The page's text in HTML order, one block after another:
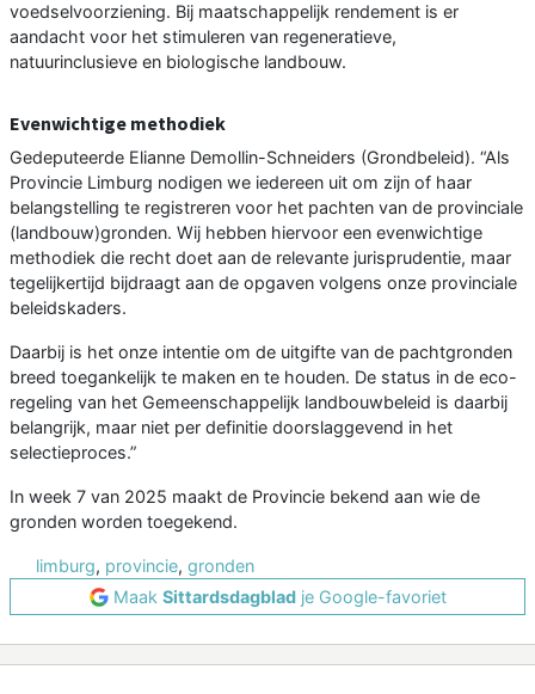
voedselvoorziening. Bij maatschappelijk rendement is er
aandacht voor het stimuleren van regeneratieve,
natuurinclusieve en biologische landbouw.
Evenwichtige methodiek
Gedeputeerde Elianne Demollin-Schneiders (Grondbeleid). “Als
Provincie Limburg nodigen we iedereen uit om zijn of haar
belangstelling te registreren voor het pachten van de provinciale
(landbouw)gronden. Wij hebben hiervoor een evenwichtige
methodiek die recht doet aan de relevante jurisprudentie, maar
tegelijkertijd bijdraagt aan de opgaven volgens onze provinciale
beleidskaders.
Daarbij is het onze intentie om de uitgifte van de pachtgronden
breed toegankelijk te maken en te houden. De status in de eco-
regeling van het Gemeenschappelijk landbouwbeleid is daarbij
belangrijk, maar niet per definitie doorslaggevend in het
selectieproces.”
In week 7 van 2025 maakt de Provincie bekend aan wie de
gronden worden toegekend.
limburg, provincie, gronden
Maak Sittardsdagbladje Google-favoriet